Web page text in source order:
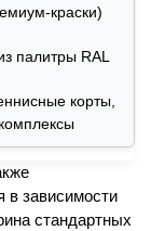
краски)
палитры RAL
корты,
в зависимости
стандартных